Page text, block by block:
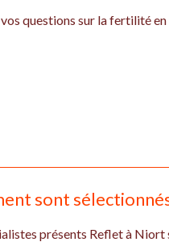
vos questions sur la fertilité
sont
présents Reflet à Niort